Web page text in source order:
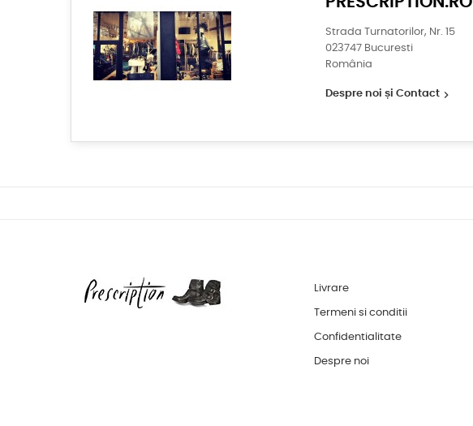
Strada Turnatorilor, Nr. 15
023747 Bucuresti
România
Despre noi și Contact 
Livrare
Termeni si conditii
Confidentialitate
Despre noi